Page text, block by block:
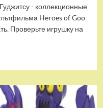
- коллекционные
Heroes of Goo
Проверьте игрушку на